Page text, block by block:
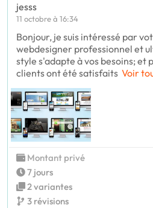
jesss
11 octobre à 16:34
Bonjour, je suis intéressé par
webdesigner professionnel et
style s'adapte à vos besoins; et
clients ont été satisfaits Voir
Montant privé
7 jours
2 variantes
3 révisions